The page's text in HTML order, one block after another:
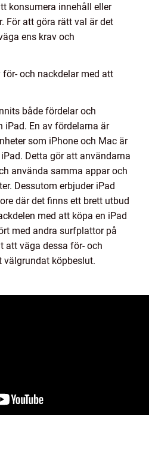
konsumera innehåll eller
För att göra rätt val är det
ens krav och
och nackdelar med att
både fördelar och
iPad. En av fördelarna är
som iPhone och Mac är
Detta gör att användarna
använda samma appar och
Dessutom erbjuder iPad
där det finns ett brett utbud
med att köpa en iPad
med andra surfplattor på
att väga dessa för- och
välgrundat köpbeslut.